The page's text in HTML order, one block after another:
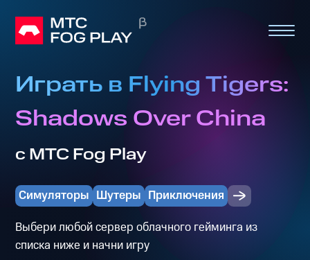
Играть в Flying Tigers:
Shadows Over China
с МТС Fog Play
Симуляторы Шутеры Приключения
Выбери любой сервер облачного гейминга из
списка ниже и начни игру